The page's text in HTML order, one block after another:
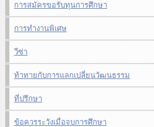
การสมัครขอรับทุนการศึกษา
การทำงานพิเศษ
วีซ่า
ท้าทายกับการแลกเปลี่ยนวัฒนธรรม
ที่ปรึกษา
ข้อควรระวังเมื่อจบการศึกษา